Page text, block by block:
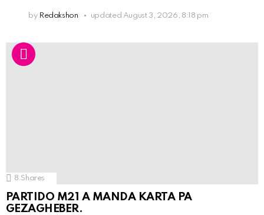
by Redakshon updated August 3, 2026, 8:18 pm
8 Shares
PARTIDO M21 A MANDA KARTA PA
GEZAGHEBER.